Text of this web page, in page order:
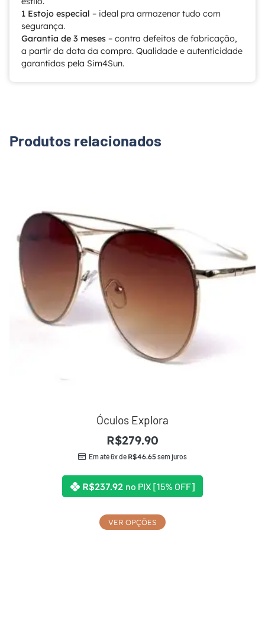
1 Estojo especial – ideal pra armazenar tudo com
segurança.
Garantia de 3 meses – contra defeitos de fabricação,
a partir da data da compra. Qualidade e autenticidade
garantidas pela Sim4Sun.
Produtos relacionados
Óculos Explora
R$279.90
Em até 6x de R$46.65sem juros
R$237.92 no PIX [15% OFF]
VER OPÇÕES